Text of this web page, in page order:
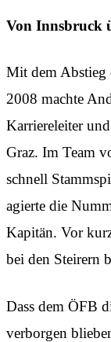
Von Innsbruck
Mit dem Abstieg
2008 machte
Karriereleiter
Graz. Im Team
schnell
agierte die
Kapitän. Vor
bei den Steirern
Dass dem ÖFB
verborgen